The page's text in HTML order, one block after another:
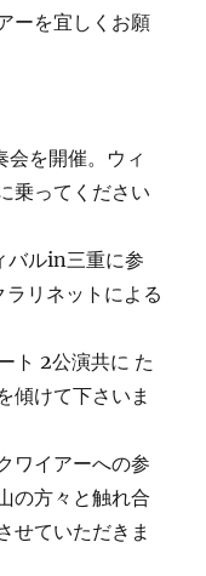
ーを宜しくお願
会を開催。ウィ
乗ってください
バルin三重に参
リネットによる
ト 2公演共に た
傾けて下さいま
ワイアーへの参
の方々と触れ合
せていただきま